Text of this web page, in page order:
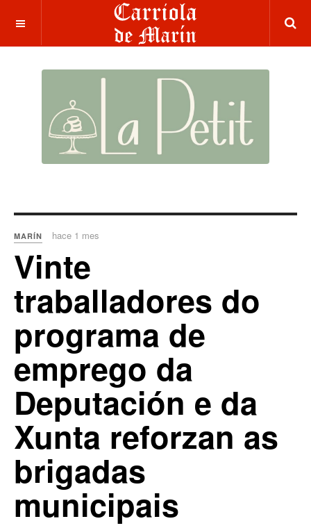
MARÍN hace 1 mes
Vinte
traballadores do
programa de
emprego da
Deputación e da
Xunta reforzan as
brigadas
municipais